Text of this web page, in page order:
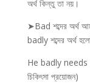
অর্থ কিন্তু তা নয়।
➤Bad শব্দের অর্থ
badly শব্দের অর্থ
He badly needs
চিকিৎসা প্রয়োজন)